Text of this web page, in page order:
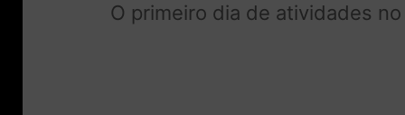
O primeiro dia de atividades